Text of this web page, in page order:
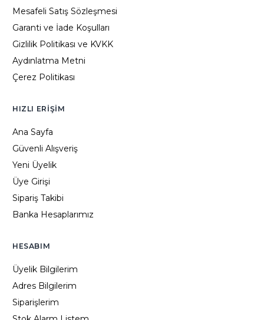
Mesafeli Satış Sözleşmesi
Garanti ve İade Koşulları
Gizlilik Politikası ve KVKK
Aydınlatma Metni
Çerez Politikası
HIZLI ERIŞIM
Ana Sayfa
Güvenli Alışveriş
Yeni Üyelik
Üye Girişi
Sipariş Takibi
Banka Hesaplarımız
HESABIM
Üyelik Bilgilerim
Adres Bilgilerim
Siparişlerim